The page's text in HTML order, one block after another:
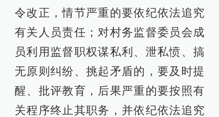
令改正，情节严重的要依纪依法追究
有关人员责任；对村务监督委员会成
员利用监督职权谋私利、泄私愤、搞
无原则纠纷、挑起矛盾的，要及时提
醒、批评教育，后果严重的要按照有
关程序终止其职务，并依纪依法追究